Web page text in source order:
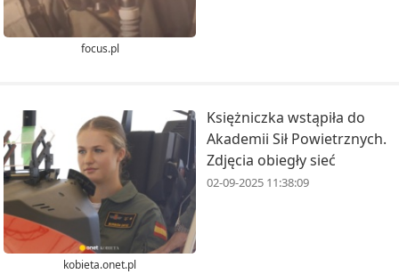
focus.pl
kobieta.onet.pl
Księżniczka wstąpiła do
Akademii Sił Powietrznych.
Zdjęcia obiegły sieć
02-09-2025 11:38:09